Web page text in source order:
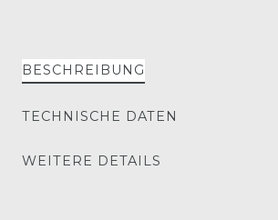
BESCHREIBUNG
TECHNISCHE DATEN
WEITERE DETAILS